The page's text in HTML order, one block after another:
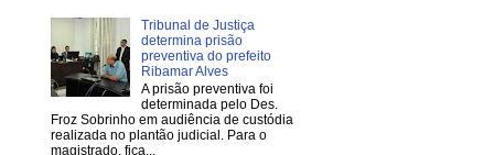
Tribunal de Justiça
determina prisão
preventiva do prefeito
Ribamar Alves
A prisão preventiva foi
determinada pelo Des.
Froz Sobrinho em audiência de custódia
realizada no plantão judicial. Para o
magistrado, fica...